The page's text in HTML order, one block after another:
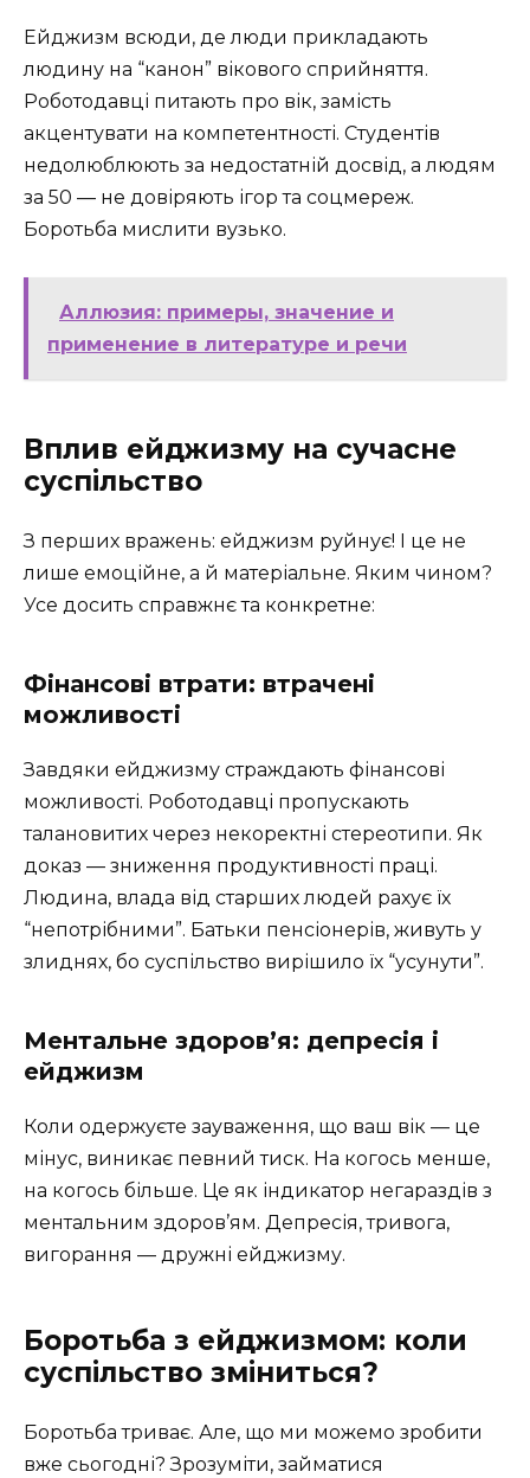
Ейджизм всюди, де люди прикладають
людину на “канон” вікового сприйняття.
Роботодавці питають про вік, замість
акцентувати на компетентності. Студентів
недолюблюють за недостатній досвід, а людям
за 50 — не довіряють ігор та соцмереж.
Боротьба мислити вузько.
Аллюзия: примеры, значение и
применение в литературе и речи
Вплив ейджизму на сучасне
суспільство
З перших вражень: ейджизм руйнує! І це не
лише емоційне, а й матеріальне. Яким чином?
Усе досить справжнє та конкретне:
Фінансові втрати: втрачені
можливості
Завдяки ейджизму страждають фінансові
можливості. Роботодавці пропускають
талановитих через некоректні стереотипи. Як
доказ — зниження продуктивності праці.
Людина, влада від старших людей рахує їх
“непотрібними”. Батьки пенсіонерів, живуть у
злиднях, бо суспільство вирішило їх “усунути”.
Ментальне здоров’я: депресія і
ейджизм
Коли одержуєте зауваження, що ваш вік — це
мінус, виникає певний тиск. На когось менше,
на когось більше. Це як індикатор негараздів з
ментальним здоров’ям. Депресія, тривога,
вигорання — дружні ейджизму.
Боротьба з ейджизмом: коли
суспільство зміниться?
Боротьба триває. Але, що ми можемо зробити
вже сьогодні? Зрозуміти, займатися